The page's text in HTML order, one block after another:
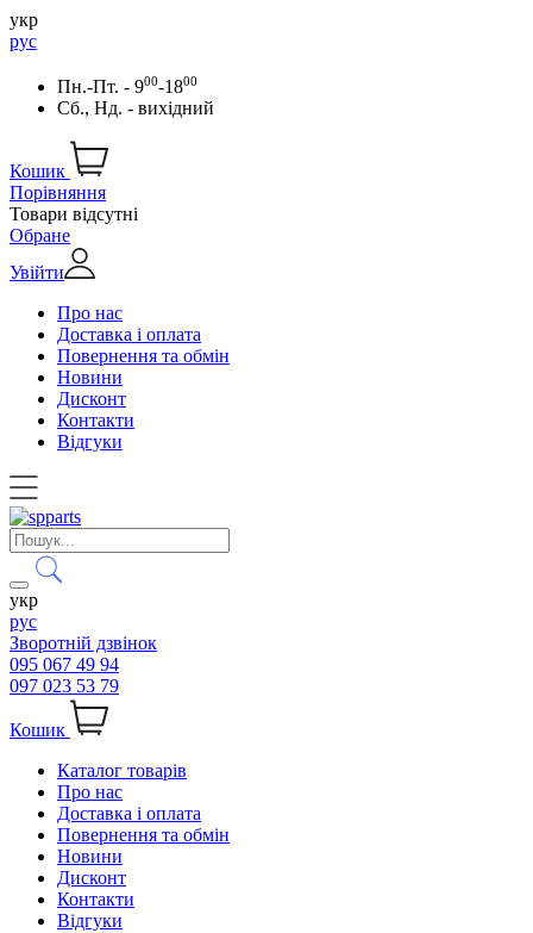
укр
рус
Пн.-Пт. - 900-1800
Сб., Нд. - вихідний
Кошик
Порівняння
Товари відсутні
Обране
Увійти
Про нас
Доставка і оплата
Повернення та обмін
Новини
Дисконт
Контакти
Відгуки
укр
рус
Зворотній дзвінок
095 067 49 94
097 023 53 79
Кошик
Каталог товарів
Про нас
Доставка і оплата
Повернення та обмін
Новини
Дисконт
Контакти
Відгуки